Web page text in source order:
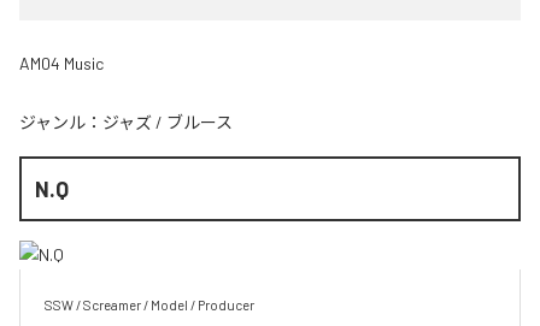
AM04 Music
ジャンル： ジャズ / ブルース
N.Q
SSW / Screamer / Model / Producer